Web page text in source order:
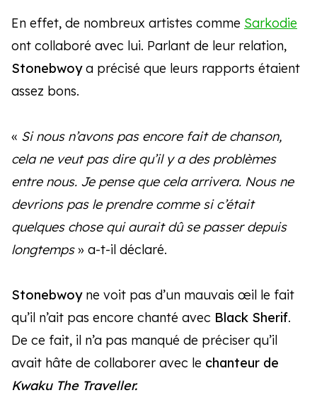
En effet, de nombreux artistes comme Sarkodie
ont collaboré avec lui. Parlant de leur relation,
Stonebwoya précisé que leurs rapports étaient
assez bons.
« Si nous n’avons pas encore fait de chanson,
cela ne veut pas dire qu’il y a des problèmes
entre nous. Je pense que cela arrivera. Nous ne
devrions pas le prendre comme si c’était
quelques chose qui aurait dû se passer depuis
longtemps» a-t-il déclaré.
Stonebwoyne voit pas d’un mauvais œil le fait
qu’il n’ait pas encore chanté avec Black Sherif.
De ce fait, il n’a pas manqué de préciser qu’il
avait hâte de collaborer avec le chanteur de
Kwaku The Traveller.